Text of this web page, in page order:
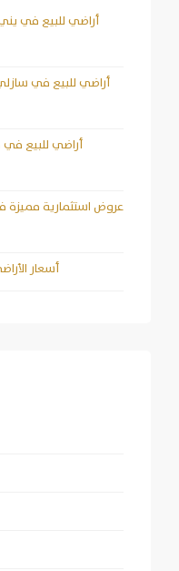
أراضي للبيع في
أراضي للبيع في
أراضي للبيع
عروض استثمارية
أسعار